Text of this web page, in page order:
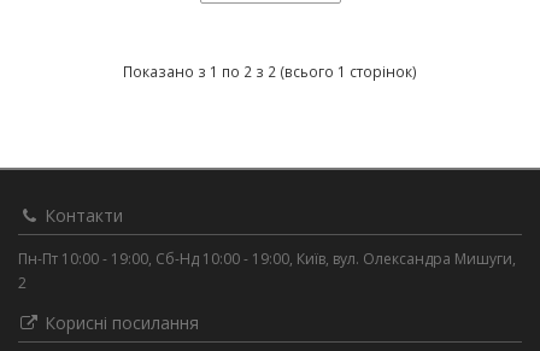
Показано з 1 по 2 з 2 (всього 1 сторінок)
Контакти
Пн-Пт 10:00 - 19:00, Сб-Нд 10:00 - 19:00, Київ, вул. Олександра Мишуги,
2
Корисні посилання